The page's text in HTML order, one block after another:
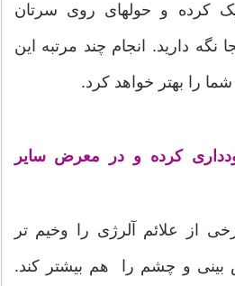
کرده و حولهای روی سرتان
نگه دارید. انجام چند مرتبه این
را بهتر خواهد کرد.
کرده و در معرض سایر
از علائم آلرژی را وخیم تر
بینی و چشم را هم بیشتر کند.